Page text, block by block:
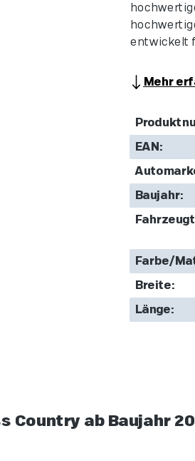
entwickelt
Mehr
EAN:
Baujahr:
Farbe/
Breite:
Länge:
ab Baujahr